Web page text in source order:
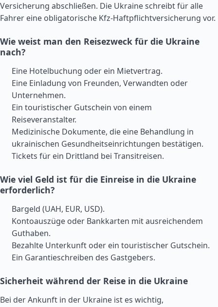
Versicherung abschließen. Die Ukraine schreibt für alle
Fahrer eine obligatorische Kfz-Haftpflichtversicherung vor.
Wie weist man den Reisezweck für die Ukraine
nach?
Eine Hotelbuchung oder ein Mietvertrag.
Eine Einladung von Freunden, Verwandten oder
Unternehmen.
Ein touristischer Gutschein von einem
Reiseveranstalter.
Medizinische Dokumente, die eine Behandlung in
ukrainischen Gesundheitseinrichtungen bestätigen.
Tickets für ein Drittland bei Transitreisen.
Wie viel Geld ist für die Einreise in die Ukraine
erforderlich?
Bargeld (UAH, EUR, USD).
Kontoauszüge oder Bankkarten mit ausreichendem
Guthaben.
Bezahlte Unterkunft oder ein touristischer Gutschein.
Ein Garantieschreiben des Gastgebers.
Sicherheit während der Reise in die Ukraine
Bei der Ankunft in der Ukraine ist es wichtig,